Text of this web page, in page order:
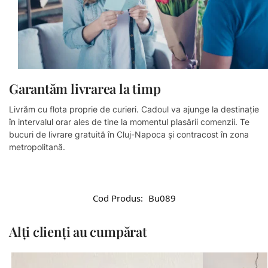
Garantăm livrarea la timp​
Livrăm cu flota proprie de curieri. Cadoul va ajunge la destinație
în intervalul orar ales de tine la momentul plasării comenzii. Te
bucuri de livrare gratuită în Cluj-Napoca și contracost în zona
metropolitană.
Cod Produs: Bu089
Alți clienți au cumpărat